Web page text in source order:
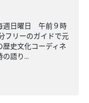
週日曜日 午前９時
フリーのガイドで元
史文化コーディネ
語り...